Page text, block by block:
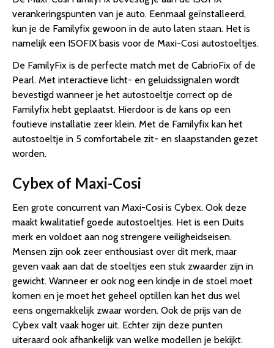
verankeringspunten van je auto. Eenmaal geïnstalleerd,
kun je de Familyfix gewoon in de auto laten staan. Het is
namelijk een ISOFIX basis voor de Maxi-Cosi autostoeltjes.
De FamilyFix is de perfecte match met de CabrioFix of de
Pearl. Met interactieve licht- en geluidssignalen wordt
bevestigd wanneer je het autostoeltje correct op de
Familyfix hebt geplaatst. Hierdoor is de kans op een
foutieve installatie zeer klein. Met de Familyfix kan het
autostoeltje in 5 comfortabele zit- en slaapstanden gezet
worden.
Cybex of Maxi-Cosi
Een grote concurrent van Maxi-Cosi is Cybex. Ook deze
maakt kwalitatief goede autostoeltjes. Het is een Duits
merk en voldoet aan nog strengere veiligheidseisen.
Mensen zijn ook zeer enthousiast over dit merk, maar
geven vaak aan dat de stoeltjes een stuk zwaarder zijn in
gewicht. Wanneer er ook nog een kindje in de stoel moet
komen en je moet het geheel optillen kan het dus wel
eens ongemakkelijk zwaar worden. Ook de prijs van de
Cybex valt vaak hoger uit. Echter zijn deze punten
uiteraard ook afhankelijk van welke modellen je bekijkt.